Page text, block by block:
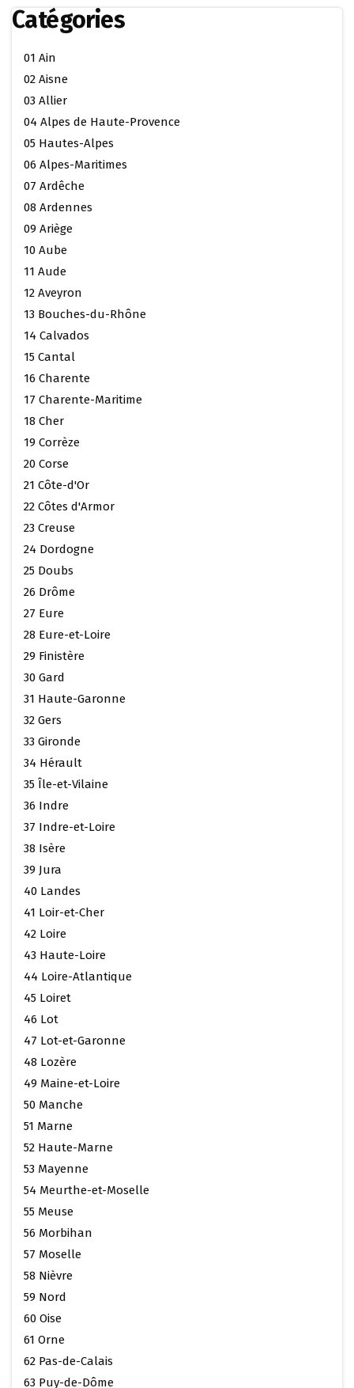
Catégories
01 Ain
02 Aisne
03 Allier
04 Alpes de Haute-Provence
05 Hautes-Alpes
06 Alpes-Maritimes
07 Ardêche
08 Ardennes
09 Ariège
10 Aube
11 Aude
12 Aveyron
13 Bouches-du-Rhône
14 Calvados
15 Cantal
16 Charente
17 Charente-Maritime
18 Cher
19 Corrèze
20 Corse
21 Côte-d'Or
22 Côtes d'Armor
23 Creuse
24 Dordogne
25 Doubs
26 Drôme
27 Eure
28 Eure-et-Loire
29 Finistère
30 Gard
31 Haute-Garonne
32 Gers
33 Gironde
34 Hérault
35 Île-et-Vilaine
36 Indre
37 Indre-et-Loire
38 Isère
39 Jura
40 Landes
41 Loir-et-Cher
42 Loire
43 Haute-Loire
44 Loire-Atlantique
45 Loiret
46 Lot
47 Lot-et-Garonne
48 Lozère
49 Maine-et-Loire
50 Manche
51 Marne
52 Haute-Marne
53 Mayenne
54 Meurthe-et-Moselle
55 Meuse
56 Morbihan
57 Moselle
58 Nièvre
59 Nord
60 Oise
61 Orne
62 Pas-de-Calais
63 Puy-de-Dôme